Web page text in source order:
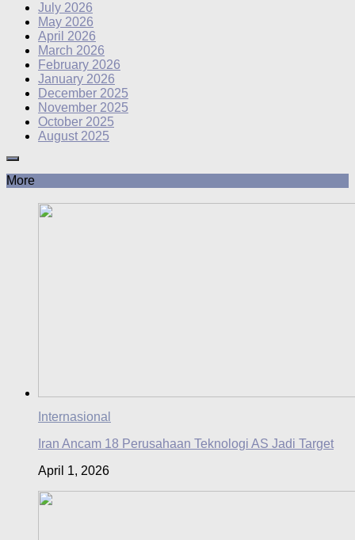
July 2026
May 2026
April 2026
March 2026
February 2026
January 2026
December 2025
November 2025
October 2025
August 2025
More
Internasional
Iran Ancam 18 Perusahaan Teknologi AS Jadi Target
April 1, 2026